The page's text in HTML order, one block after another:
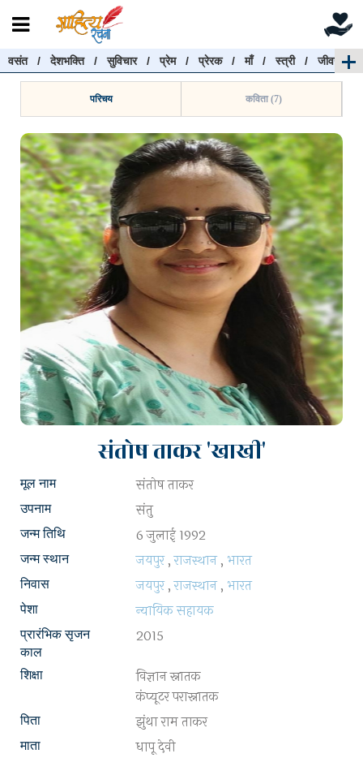
वसंत/देशभक्ति/सुविचार/प्रेम/प्रेरक/माँ/स्त्री/जीवन
परिचय कविता (7)
संतोष ताकर 'खाखी'
मूल नाम संतोष ताकर
उपनाम संतु
जन्म तिथि 6 जुलाई 1992
जन्म स्थान जयपुर ,राजस्थान , भारत
निवास जयपुर ,राजस्थान , भारत
पेशा न्यायिक सहायक
प्रारंभिक सृजन
काल
2015
शिक्षा
विज्ञान स्नातक
कंप्यूटर परास्नातक
पिता झुंथा राम ताकर
माता धापू देवी
रचनाएँ खोजें
रचनाएँ खोजने के लिए नीचे दी गई बॉक्स में हिन्दी में लिखें और
"खोजें" बटन पर क्लिक करें
हटाएँ